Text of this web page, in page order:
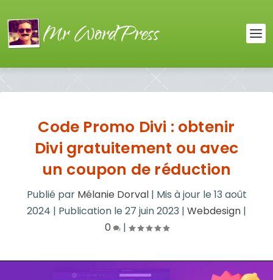
Code Promo Divi : obtenir
Divi gratuitement ou avec
un coupon de réduction
Publié par Mélanie Dorval| Mis à jour le 13 août
2024 | Publication le 27 juin 2023 | Webdesign |
0
|